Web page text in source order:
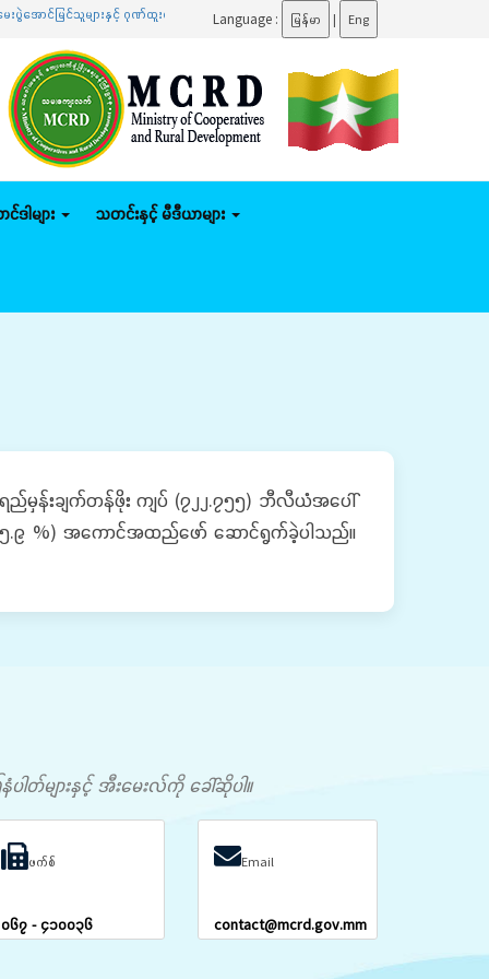
င်မြင်သူများနှင့် ဂုဏ်ထူးရရှိသူများကို ဆုများချီးမြှင့်ပေးအပ်....... ပြည်ထောင်စုဝန်ကြီး ဦးမျို
Language : မြန်မာ | Eng
ါများ သတင်းနှင့် မီဒီယာများ
ည်မှန်းချက်တန်ဖိုး ကျပ် (၇၂၂.၇၅၅) ဘီလီယံအပေါ်
၅.၉ %) အကောင်အထည်ဖော် ဆောင်ရွက်ခဲ့ပါသည်။
တ်များနှင့် အီးမေးလ်ကို ခေါ်ဆိုပါ။
ဖက်စ်
၀၆၇ - ၄၁၀၀၃၆
Email
contact@mcrd.gov.mm